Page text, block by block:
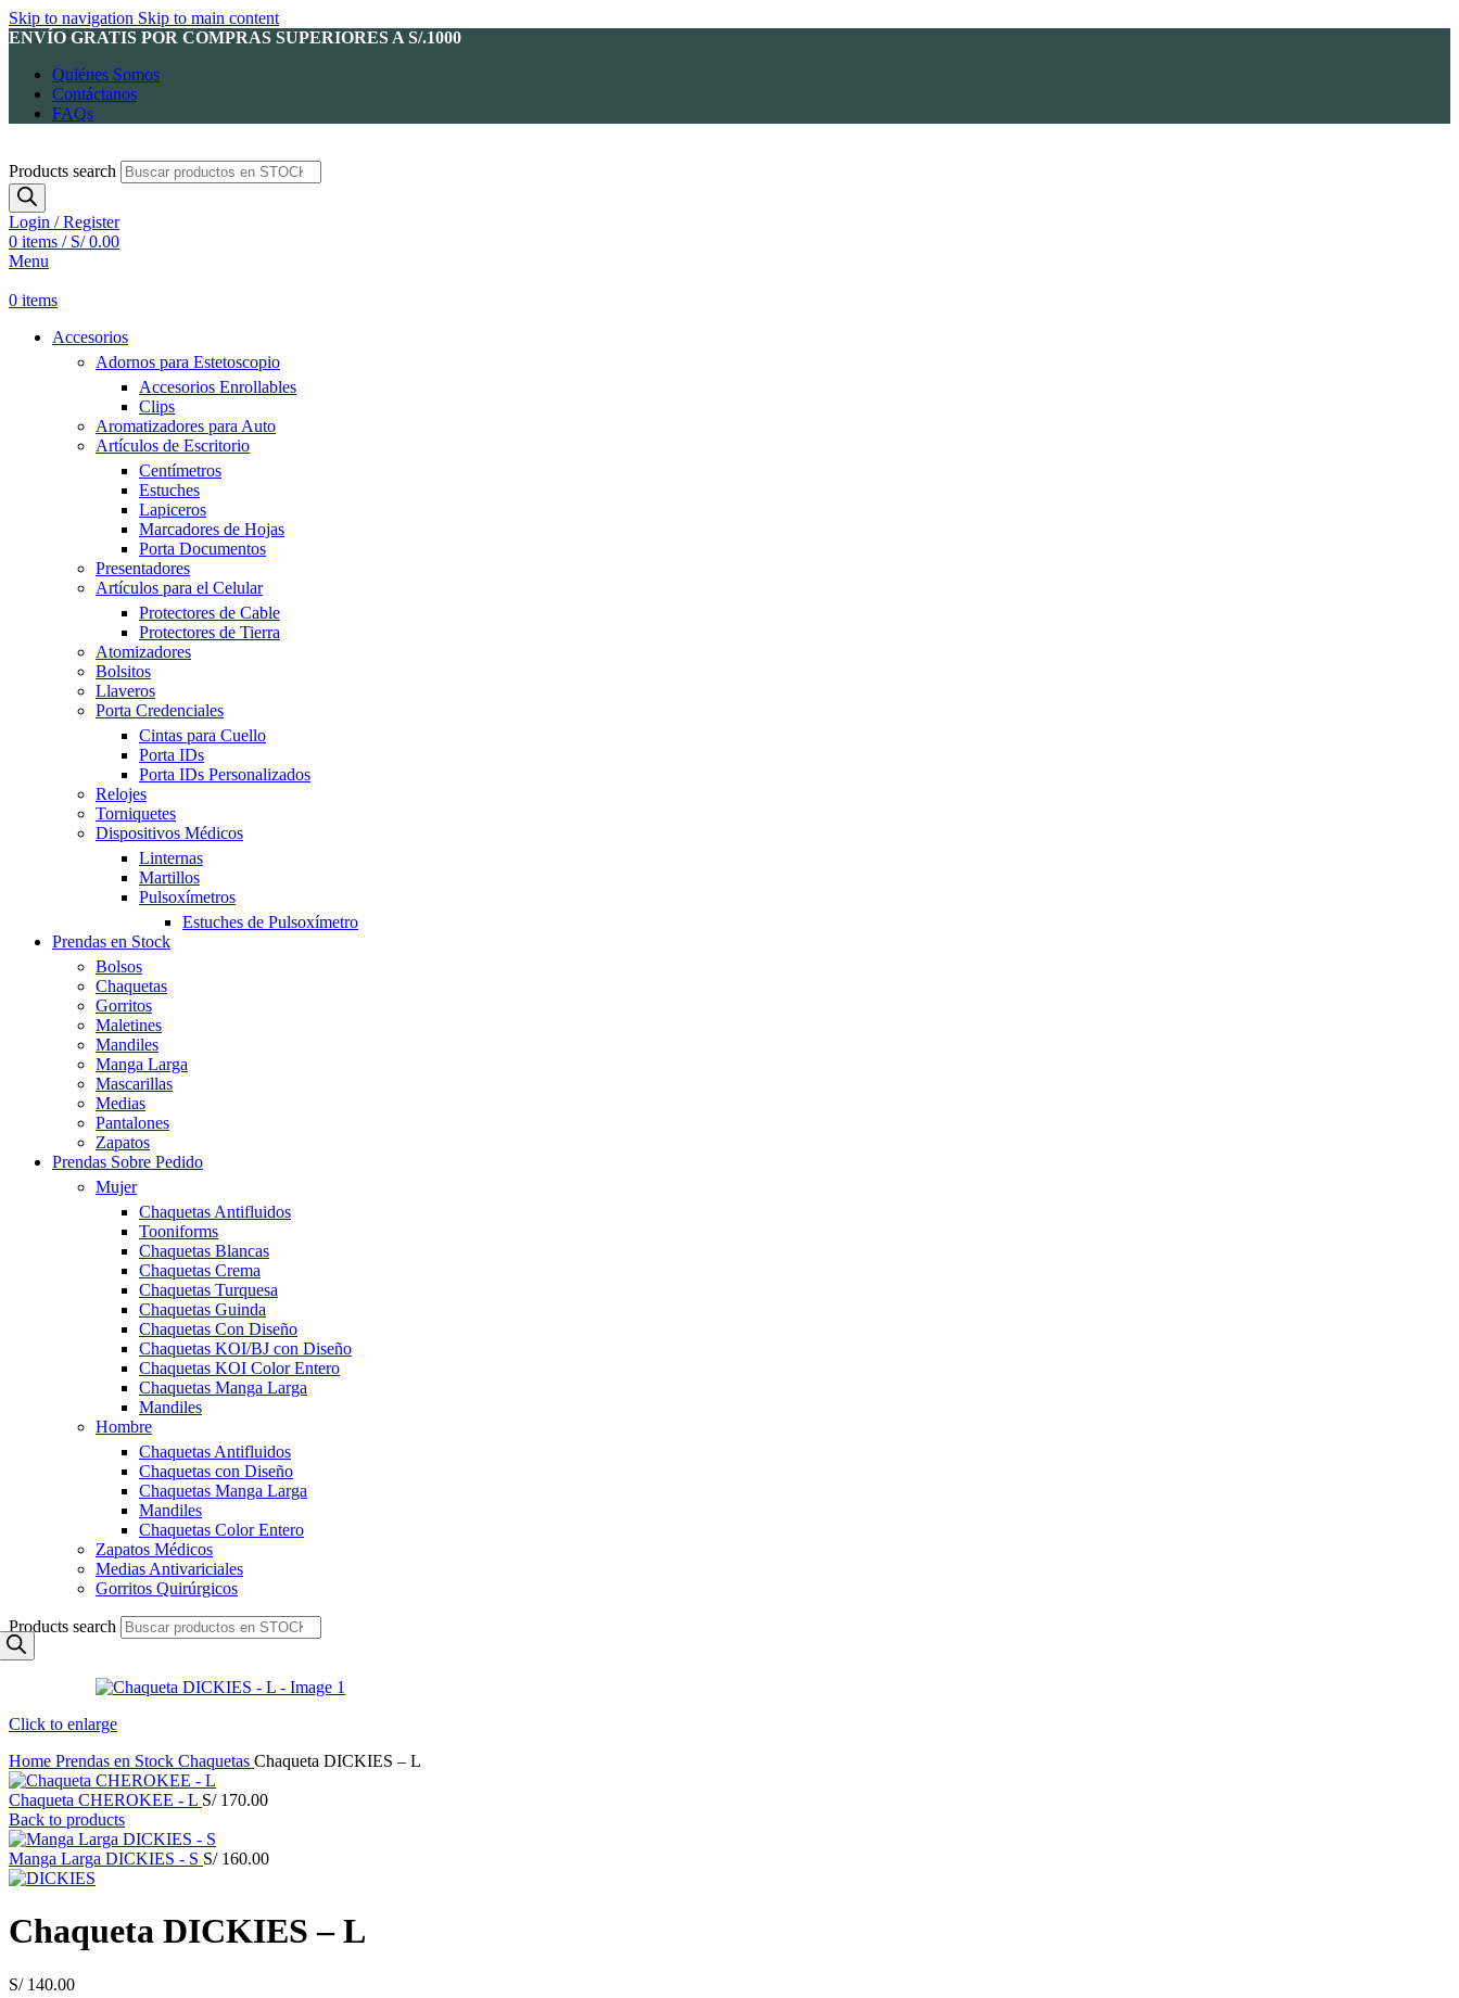
Skip to navigation Skip to main content
ENVÍO GRATIS POR COMPRAS SUPERIORES A S/.1000
Quiénes Somos
Contáctanos
FAQs
Products search
Login / Register
0 items / S/0.00
Menu
0 items
Accesorios
Adornos para Estetoscopio
Accesorios Enrollables
Clips
Aromatizadores para Auto
Artículos de Escritorio
Centímetros
Estuches
Lapiceros
Marcadores de Hojas
Porta Documentos
Presentadores
Artículos para el Celular
Protectores de Cable
Protectores de Tierra
Atomizadores
Bolsitos
Llaveros
Porta Credenciales
Cintas para Cuello
Porta IDs
Porta IDs Personalizados
Relojes
Torniquetes
Dispositivos Médicos
Linternas
Martillos
Pulsoxímetros
Estuches de Pulsoxímetro
Prendas en Stock
Bolsos
Chaquetas
Gorritos
Maletines
Mandiles
Manga Larga
Mascarillas
Medias
Pantalones
Zapatos
Prendas Sobre Pedido
Mujer
Chaquetas Antifluidos
Tooniforms
Chaquetas Blancas
Chaquetas Crema
Chaquetas Turquesa
Chaquetas Guinda
Chaquetas Con Diseño
Chaquetas KOI/BJ con Diseño
Chaquetas KOI Color Entero
Chaquetas Manga Larga
Mandiles
Hombre
Chaquetas Antifluidos
Chaquetas con Diseño
Chaquetas Manga Larga
Mandiles
Chaquetas Color Entero
Zapatos Médicos
Medias Antivariciales
Gorritos Quirúrgicos
Products search
Click to enlarge
Home Prendas en Stock Chaquetas Chaqueta DICKIES – L
Chaqueta CHEROKEE - L S/170.00
Back to products
Manga Larga DICKIES - S S/160.00
Chaqueta DICKIES – L
S/140.00